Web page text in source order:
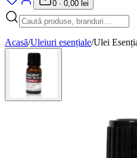
0 · 0,00 lei
Acasă/Uleiuri esențiale/Ulei